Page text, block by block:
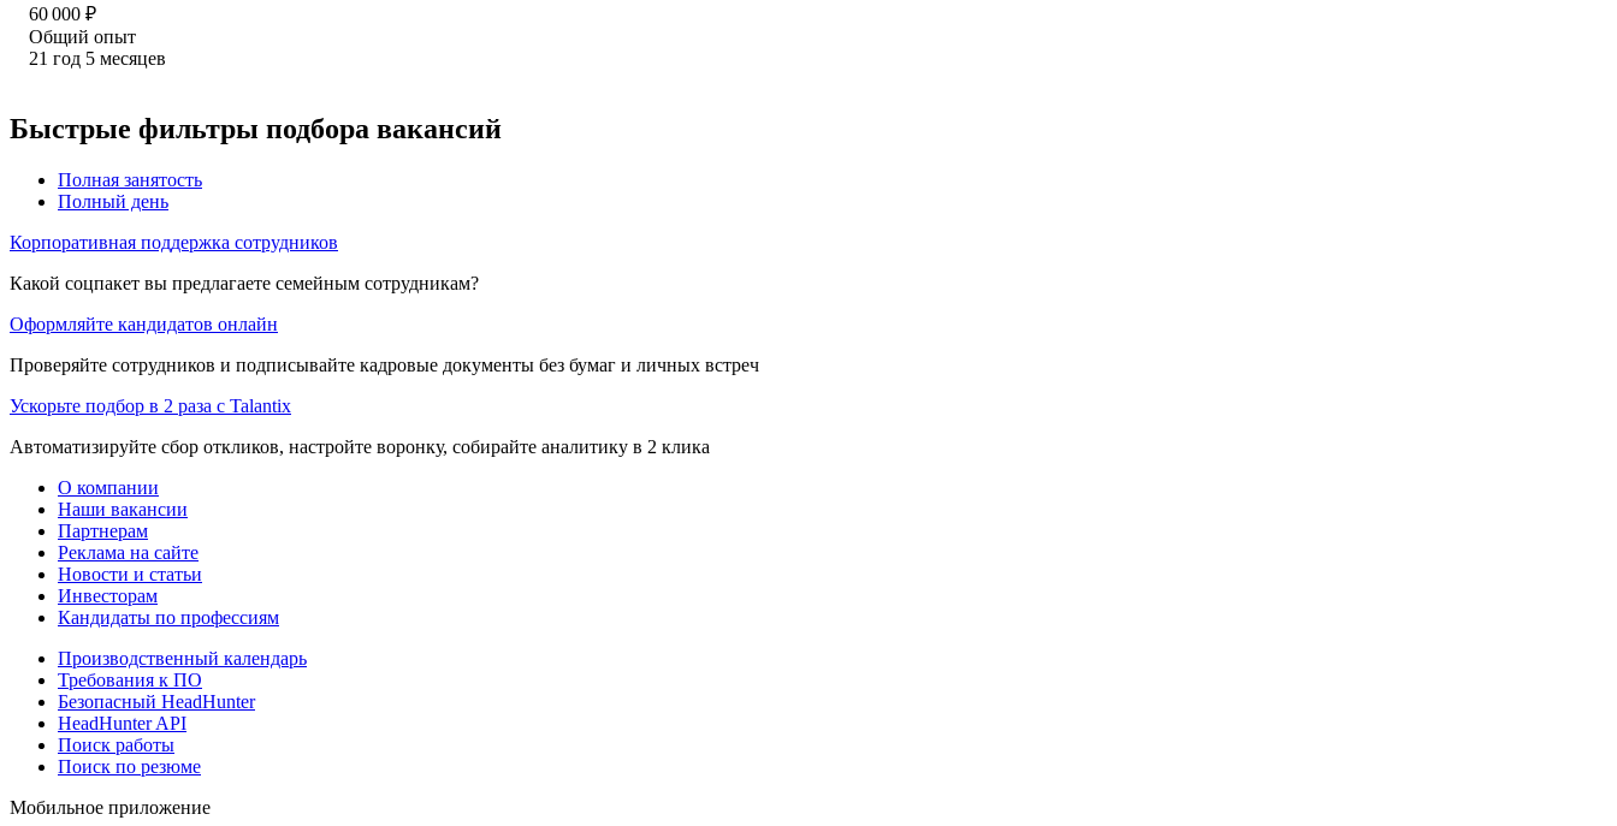
60 000 ₽
Общий опыт
21 год 5 месяцев
Быстрые фильтры подбора вакансий
Полная занятость
Полный день
Корпоративная поддержка сотрудников
Какой соцпакет вы предлагаете семейным сотрудникам?
Оформляйте кандидатов онлайн
Проверяйте сотрудников и подписывайте кадровые документы без бумаг и личных встреч
Ускорьте подбор в 2 раза с Talantix
Автоматизируйте сбор откликов, настройте воронку, собирайте аналитику в 2 клика
О компании
Наши вакансии
Партнерам
Реклама на сайте
Новости и статьи
Инвесторам
Кандидаты по профессиям
Производственный календарь
Требования к ПО
Безопасный HeadHunter
HeadHunter API
Поиск работы
Поиск по резюме
Мобильное приложение